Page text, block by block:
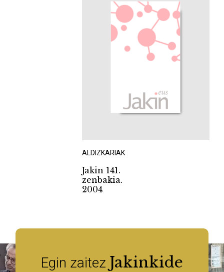
ALDIZKARIAK
Jakin 141.
zenbakia.
2004
Egin zaitez Jakinkide